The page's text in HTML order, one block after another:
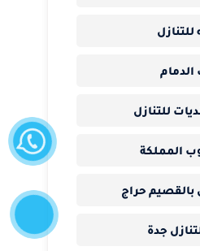
للتنازل
المملكة
بالقصيم حراج
جدة
الآن